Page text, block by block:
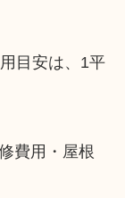
目安は、1平
費用・屋根